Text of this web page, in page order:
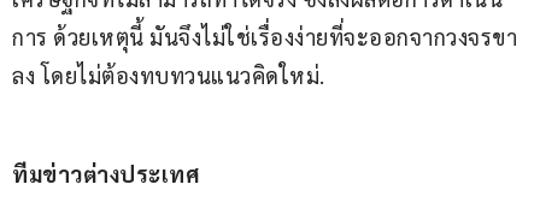
การ ด้วยเหตุนี้ มันจึงไม่ใช่เรื่องง่ายที่จะออกจากวงจรขา
ลง โดยไม่ต้องทบทวนแนวคิดใหม่.
ทีมข่าวต่างประเทศ